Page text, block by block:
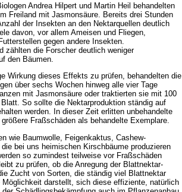
Andrea Hilpert und Martin Heil behandelten
Freiland mit Jasmonsäure. Bereits drei Stunden
der Insekten an den Nektarquellen deutlich
davon, vor allem Ameisen und Fliegen,
gegen andere Insekten.
zählten die Forscher deutlich weniger
den Bäumen.
Wirkung dieses Effekts zu prüfen, behandelten die
über sechs Wochen hinweg alle vier Tage
mit Jasmonsäure oder traktierten sie mit 100
So sollte die Nektarproduktion ständig auf
werden. In dieser Zeit erlitten unbehandelte
Fraßschäden als behandelte Exemplare.
wie Baumwolle, Feigenkaktus, Cashew-
bei uns heimischen Kirschbäume produzieren
so zumindest teilweise vor Fraßschäden
zu prüfen, ob die Anregung der Blattnektar-
Zucht von Sorten, die ständig viel Blattnektar
Möglichkeit darstellt, sich diese effiziente, natürlich